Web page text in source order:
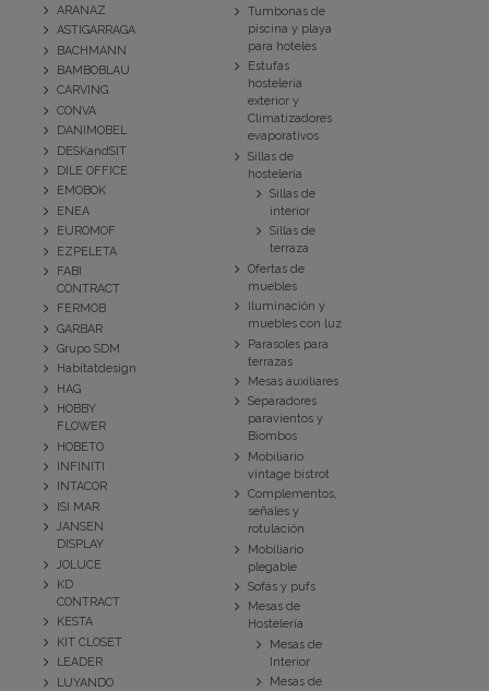
ARANAZ
ASTIGARRAGA
BACHMANN
BAMBOBLAU
CARVING
CONVA
DANIMOBEL
DESKandSIT
DILE OFFICE
EMOBOK
ENEA
EUROMOF
EZPELETA
FABI
CONTRACT
FERMOB
GARBAR
Grupo SDM
Habitatdesign
HAG
HOBBY
FLOWER
HOBETO
INFINITI
INTACOR
ISI MAR
JANSEN
DISPLAY
JOLUCE
KD
CONTRACT
KESTA
KIT CLOSET
LEADER
LUYANDO
Tumbonas de
piscina y playa
para hoteles
Estufas
hosteleria
exterior y
Climatizadores
evaporativos
Sillas de
hostelería
Sillas de
interior
Sillas de
terraza
Ofertas de
muebles
Iluminación y
muebles con luz
Parasoles para
terrazas
Mesas auxiliares
Separadores
paravientos y
Biombos
Mobiliario
vintage bistrot
Complementos,
señales y
rotulación
Mobiliario
plegable
Sofás y pufs
Mesas de
Hostelería
Mesas de
Interior
Mesas de